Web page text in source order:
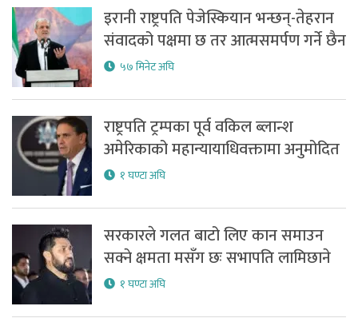
इरानी राष्ट्रपति पेजेस्कियान भन्छन्-तेहरान
संवादको पक्षमा छ तर आत्मसमर्पण गर्ने छैन
५७ मिनेट अघि
राष्ट्रपति ट्रम्पका पूर्व वकिल ब्लान्श
अमेरिकाको महान्यायाधिवक्तामा अनुमोदित
१ घण्टा अघि
सरकारले गलत बाटो लिए कान समाउन
सक्ने क्षमता मसँग छः सभापति लामिछाने
१ घण्टा अघि